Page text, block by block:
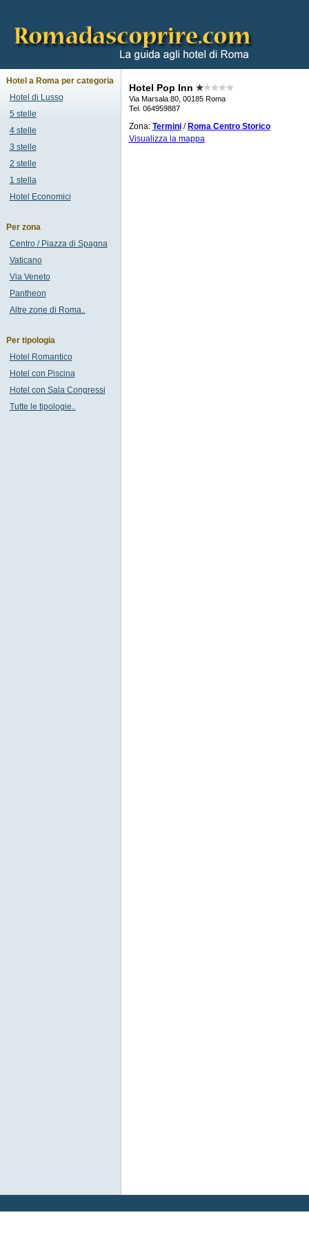
Hotel Pop Inn
Via Marsala 80, 00185 Roma
Tel. 064959887
Zona: Termini/ Roma Centro Storico
Visualizza la mappa
Hotel a Roma per categoria
Hotel di Lusso
5 stelle
4 stelle
3 stelle
2 stelle
1 stella
Hotel Economici
Per zona
Centro / Piazza di Spagna
Vaticano
Via Veneto
Pantheon
Altre zone di Roma..
Per tipologia
Hotel Romantico
Hotel con Piscina
Hotel con Sala Congressi
Tutte le tipologie..